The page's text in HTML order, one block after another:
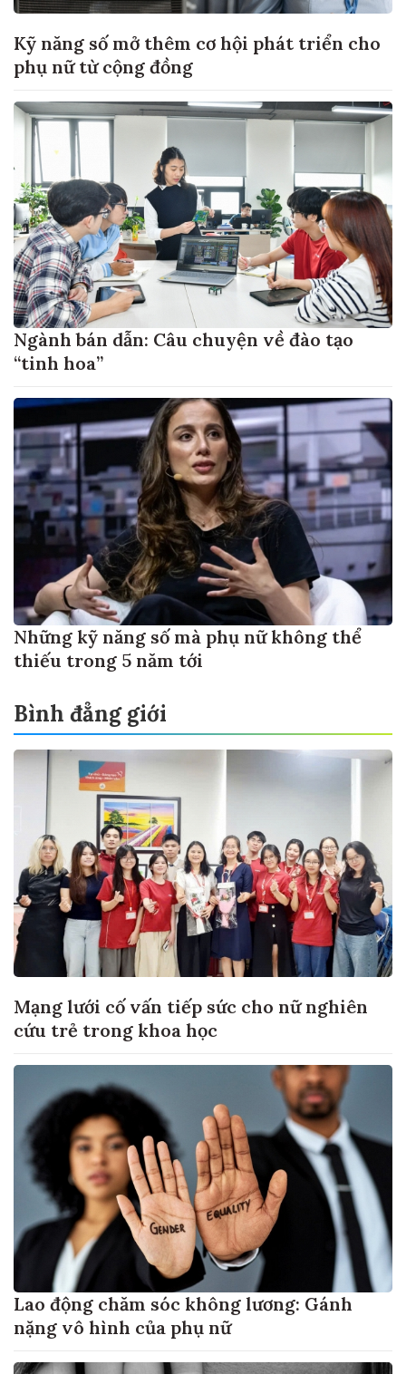
Kỹ năng số mở thêm cơ hội phát triển cho
phụ nữ từ cộng đồng
Ngành bán dẫn: Câu chuyện về đào tạo
“tinh hoa”
Những kỹ năng số mà phụ nữ không thể
thiếu trong 5 năm tới
Bình đẳng giới
Mạng lưới cố vấn tiếp sức cho nữ nghiên
cứu trẻ trong khoa học
Lao động chăm sóc không lương: Gánh
nặng vô hình của phụ nữ